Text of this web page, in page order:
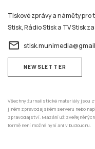
Tiskové zprávy a náměty
Stisk, Rádio Stisk a TV Stisk
email
NEWSLETTER
Všechny žurnalistické materiály jsou
jiném zpravodajském serveru nebo
zpravodajství. Mazání už
formě není možné nyní ani v budoucnu.